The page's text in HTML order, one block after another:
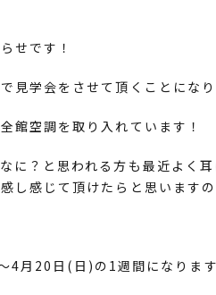
せです！
見学会をさせて頂くことになり
館空調を取り入れています！
に？と思われる方も最近よく
し感じて頂けたらと思います
4月20日(日)の1週間になります